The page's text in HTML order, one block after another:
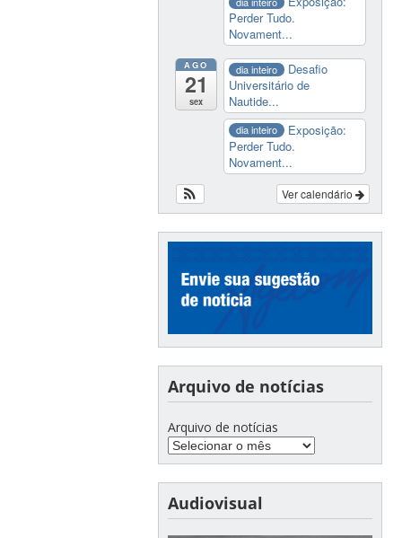
Perder Tudo.
Novament...
AGO
21
sex
dia inteiro
Desafio
Universitário de
Nautide...
dia inteiro
Exposição:
Perder Tudo.
Novament...
Ver calendário
Arquivo de notícias
Arquivo de notícias
Audiovisual